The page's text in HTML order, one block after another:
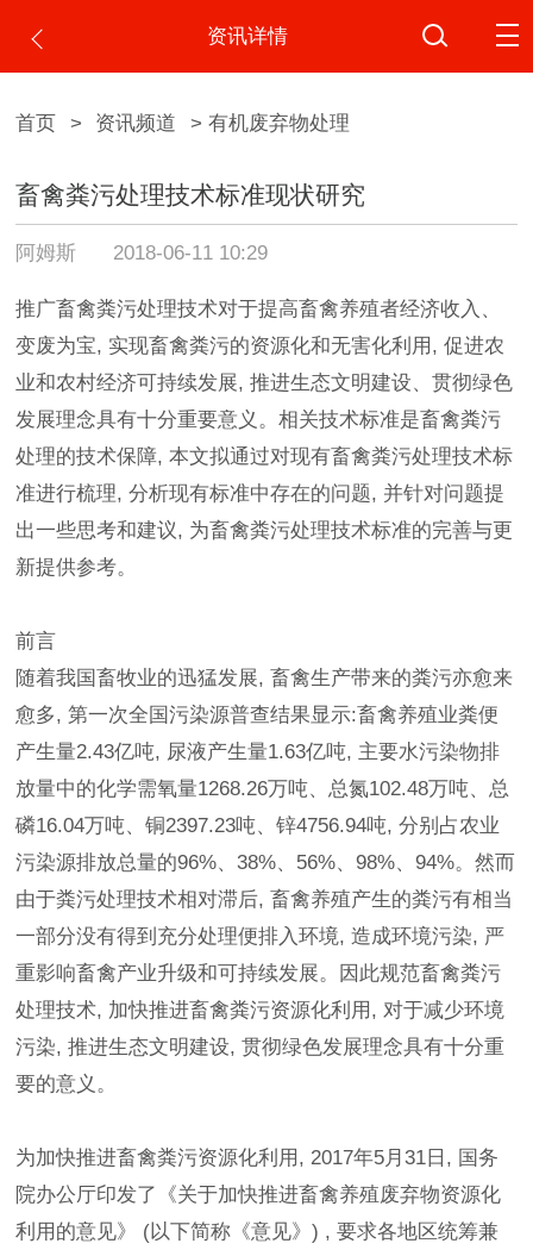
资讯详情
首页 > 资讯频道 > 有机废弃物处理
畜禽粪污处理技术标准现状研究
阿姆斯 2018-06-11 10:29
推广畜禽粪污处理技术对于提高畜禽养殖者经济收入、
变废为宝, 实现畜禽粪污的资源化和无害化利用, 促进农
业和农村经济可持续发展, 推进生态文明建设、贯彻绿色
发展理念具有十分重要意义。相关技术标准是畜禽粪污
处理的技术保障, 本文拟通过对现有畜禽粪污处理技术标
准进行梳理, 分析现有标准中存在的问题, 并针对问题提
出一些思考和建议, 为畜禽粪污处理技术标准的完善与更
新提供参考。
前言
随着我国畜牧业的迅猛发展, 畜禽生产带来的粪污亦愈来
愈多, 第一次全国污染源普查结果显示:畜禽养殖业粪便
产生量2.43亿吨, 尿液产生量1.63亿吨, 主要水污染物排
放量中的化学需氧量1268.26万吨、总氮102.48万吨、总
磷16.04万吨、铜2397.23吨、锌4756.94吨, 分别占农业
污染源排放总量的96%、38%、56%、98%、94%。然而
由于粪污处理技术相对滞后, 畜禽养殖产生的粪污有相当
一部分没有得到充分处理便排入环境, 造成环境污染, 严
重影响畜禽产业升级和可持续发展。因此规范畜禽粪污
处理技术, 加快推进畜禽粪污资源化利用, 对于减少环境
污染, 推进生态文明建设, 贯彻绿色发展理念具有十分重
要的意义。
为加快推进畜禽粪污资源化利用, 2017年5月31日, 国务
院办公厅印发了《关于加快推进畜禽养殖废弃物资源化
利用的意见》 (以下简称《意见》) , 要求各地区统筹兼